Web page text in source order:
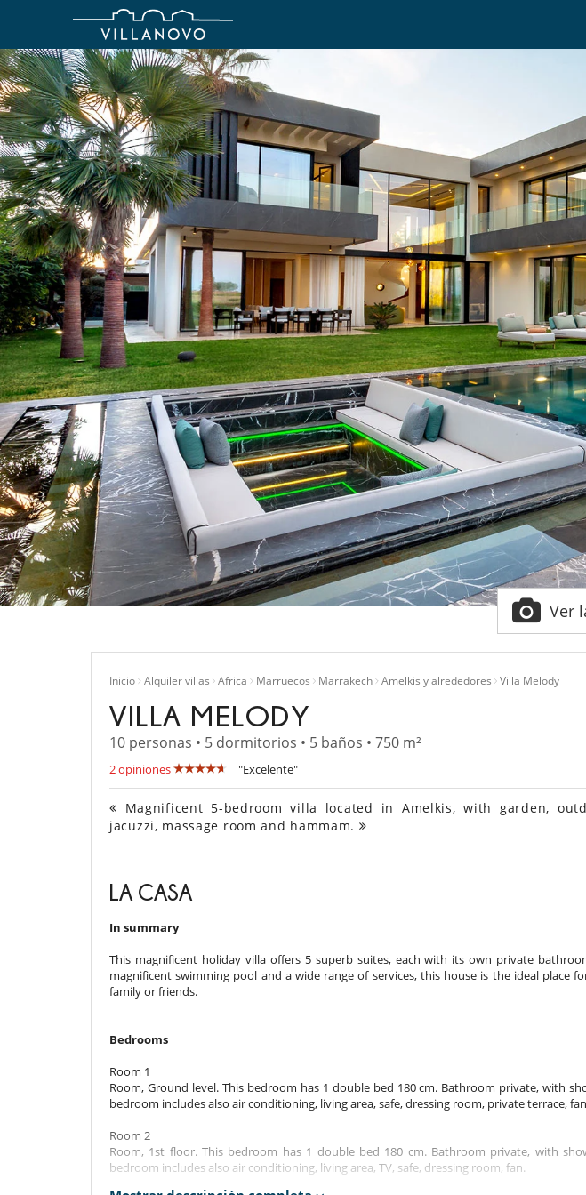
Ver
Inicio Alquiler villas Africa Marruecos Marrakech Amelkis y alrededores Villa Melody
VILLA MELODY
10 personas • 5 dormitorios • 5 baños • 750 m²
2 opiniones "Excelente"
Magnificent 5-bedroom villa located in Amelkis, with garden,
jacuzzi, massage room and hammam.
LA CASA
In summary
This magnificent holiday villa offers 5 superb suites, each with its own private
magnificent swimming pool and a wide range of services, this house is the ideal place
family or friends.
Bedrooms
Room 1
Room, Ground level. This bedroom has 1 double bed 180 cm. Bathroom private, with
bedroom includes also air conditioning, living area, safe, dressing room, private terrace,
Room 2
Room, 1st floor. This bedroom has 1 double bed 180 cm. Bathroom private, with
bedroom includes also air conditioning, living area, TV, safe, dressing room, fan.